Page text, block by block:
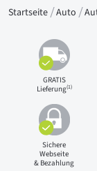
Startseite Auto
GRATIS
Lieferung(1)
Sichere
Webseite
& Bezahlung